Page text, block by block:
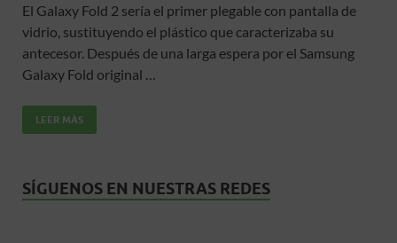
e
b
o
o
k
itt
er
ail at
s
m
p
El Galaxy Fold 2 sería el primer plegable con pantalla de
vidrio, sustituyendo el plástico que caracterizaba su
antecesor. Después de una larga espera por el Samsung
Galaxy Fold original …
LEER MÁS
SÍGUENOS EN NUESTRAS REDES